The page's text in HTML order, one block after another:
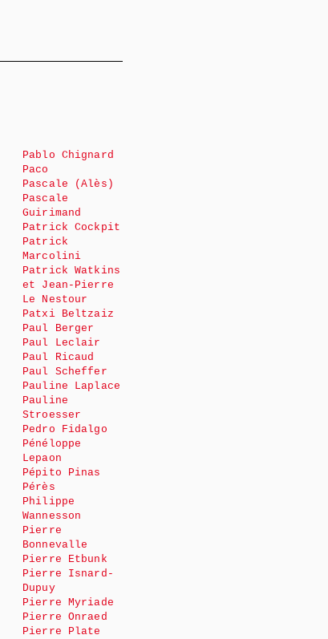
Pablo Chignard
Paco
Pascale (Alès)
Pascale
Guirimand
Patrick Cockpit
Patrick
Marcolini
Patrick Watkins
et Jean-Pierre
Le Nestour
Patxi Beltzaiz
Paul Berger
Paul Leclair
Paul Ricaud
Paul Scheffer
Pauline Laplace
Pauline
Stroesser
Pedro Fidalgo
Pénéloppe
Lepaon
Pépito Pinas
Pérès
Philippe
Wannesson
Pierre
Bonnevalle
Pierre Etbunk
Pierre Isnard-
Dupuy
Pierre Myriade
Pierre Onraed
Pierre Plate